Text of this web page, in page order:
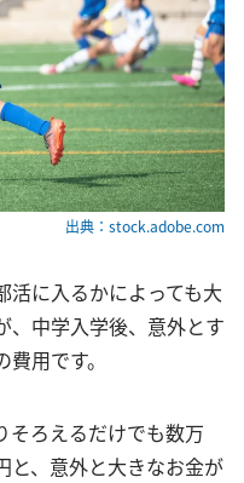
出典：stock.adobe.com
活に入るかによっても大
、中学入学後、意外とす
用です。
そろえるだけでも数万
と、意外と大きなお金が